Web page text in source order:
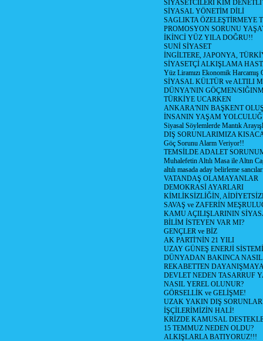
SİYASETCİLERİ KİM
SİYASAL YÖNETİM DİLİ
SAGLIKTA ÖZELEŞTİRMEYE
PROMOSYON SORUNU
İKİNCİ YÜZ YILA DOĞRU!!
SUNİ SİYASET
İNGİLTERE, JAPONYA,
SİYASETÇİ ALKIŞLAMA
Yüz Liramızı Ekonomik Harcamış
SİYASAL KÜLTÜR ve ALTILI
DÜNYA'NIN GÖÇMEN/
TÜRKİYE UCARKEN
ANKARA'NIN BAŞKENT
İNSANIN YAŞAM
Siyasal Söylemlerde Mantık
DIŞ SORUNLARIMIZA
Göç Sorunu Alarm Veriyor!!
TEMSİLDE ADALET
Muhalefetin Altılı Masa ile Altın
altılı masada aday belirleme
VATANDAŞ OLAMAYANLAR
DEMOKRASİ AYARLARI
KİMLİKSİZLİĞİN,
SAVAŞ ve ZAFERİN
KAMU AÇILIŞLARININ
BİLİM İSTEYEN VAR MI?
GENÇLER ve BİZ
AK PARTİ'NİN 21 YILI
UZAY GÜNEŞ ENERJİ SİSTEMİ
DÜNYADAN BAKINCA
REKABETTEN
DEVLET NEDEN TASARRUF
NASIL YEREL OLUNUR?
GÖRSELLİK ve GELİŞME!
UZAK YAKIN DIŞ
İŞÇİLERİMİZİN HALİ!
KRİZDE KAMUSAL
15 TEMMUZ NEDEN OLDU?
ALKIŞLARLA BATIYORUZ!!!